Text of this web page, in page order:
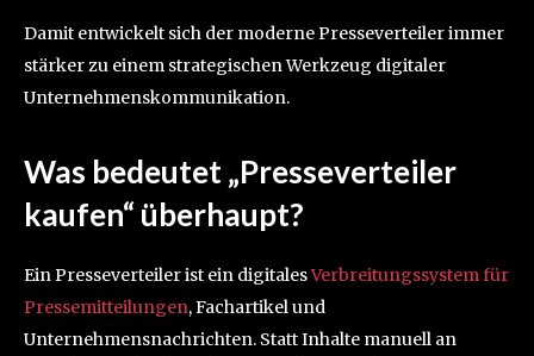
Damit entwickelt sich der moderne Presseverteiler immer
stärker zu einem strategischen Werkzeug digitaler
Unternehmenskommunikation.
Was bedeutet „Presseverteiler
kaufen“ überhaupt?
Ein Presseverteiler ist ein digitalesVerbreitungssystem für
Pressemitteilungen, Fachartikel und
Unternehmensnachrichten. Statt Inhalte manuell an